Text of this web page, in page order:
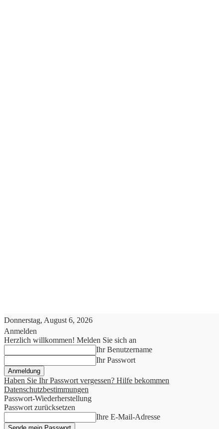
Donnerstag, August 6, 2026
Anmelden
Herzlich willkommen! Melden Sie sich an
Ihr Benutzername
Ihr Passwort
Haben Sie Ihr Passwort vergessen? Hilfe bekommen
Datenschutzbestimmungen
Passwort-Wiederherstellung
Passwort zurücksetzen
Ihre E-Mail-Adresse